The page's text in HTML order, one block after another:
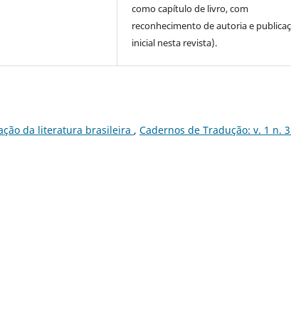
como capítulo de livro, com
reconhecimento de autoria e
inicial nesta revista).
da literatura brasileira , Cadernos de Tradução: v. 1 n.